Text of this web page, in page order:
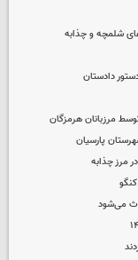
پارسیان